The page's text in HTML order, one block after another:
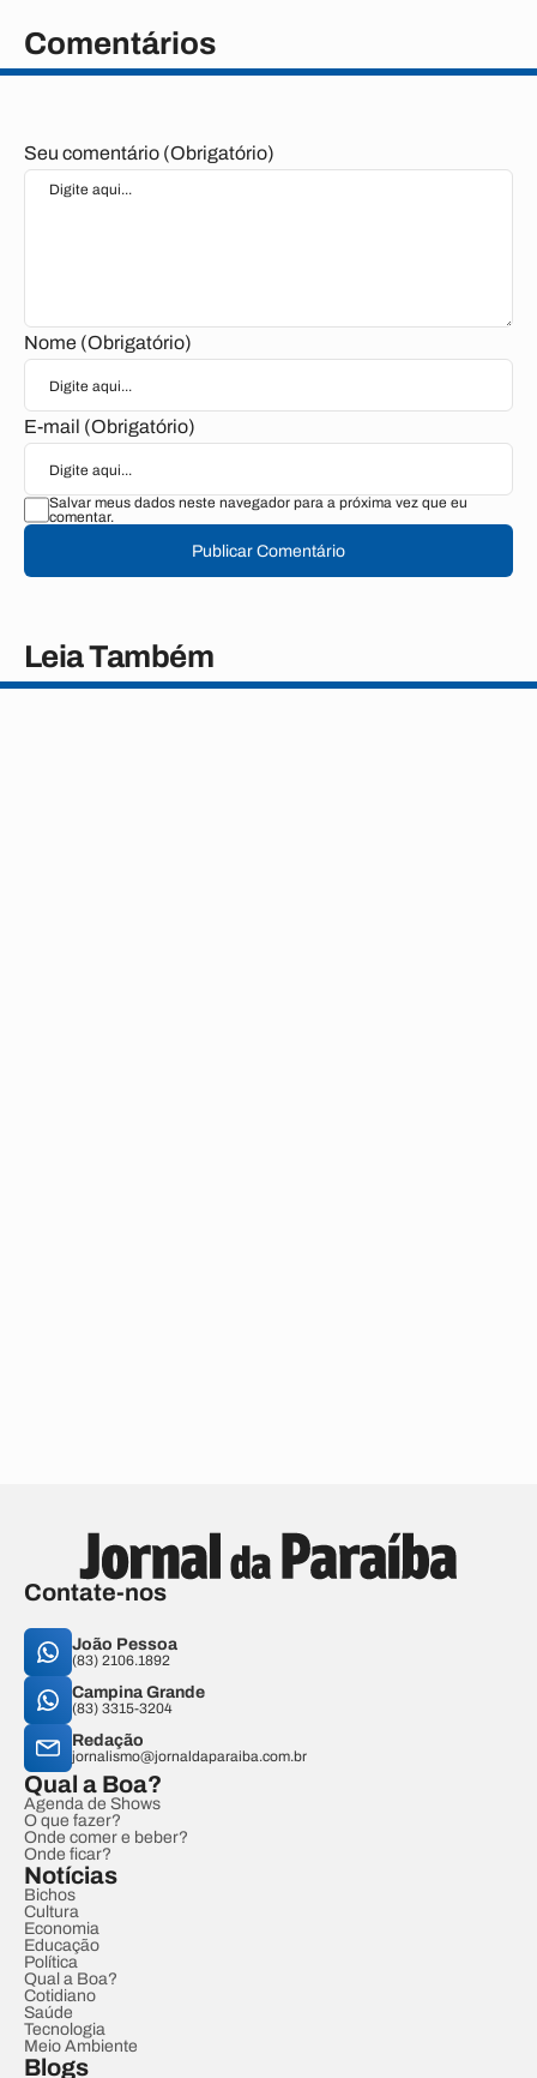
Comentários
Seu comentário (Obrigatório)
Nome (Obrigatório)
E-mail (Obrigatório)
Salvar meus dados neste navegador para a próxima vez que eu
comentar.
Publicar Comentário
Leia Também
Contate-nos
João Pessoa
(83) 2106.1892
Campina Grande
(83) 3315-3204
Redação
jornalismo@jornaldaparaiba.com.br
Qual a Boa?
Agenda de Shows
O que fazer?
Onde comer e beber?
Onde ficar?
Notícias
Bichos
Cultura
Economia
Educação
Política
Qual a Boa?
Cotidiano
Saúde
Tecnologia
Meio Ambiente
Blogs